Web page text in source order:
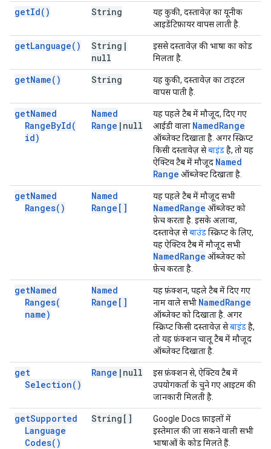
getId( ) String
यह कुकी, दस्तावेज़ का यूनीक
आइडेंटिफ़ायर वापस लाती है.
getLanguage( ) String |
null
इससे दस्तावेज़ की भाषा का कोड
मिलता है.
getName( ) String
यह कुकी, दस्तावेज़ का टाइटल
वापस पाती है.
getNamed
RangeById(
id)
Named
Range | null
यह पहले टैब में मौजूद, दिए गए
आईडी वाला NamedRange
ऑब्जेक्ट दिखाता है. अगर स्क्रिप्ट
किसी दस्तावेज़ सेबाइंडहै, तो यह
ऐक्टिव टैब में मौजूद Named
Range ऑब्जेक्ट दिखाता है.
getNamed
Ranges( )
Named
Range[]
यह पहले टैब में मौजूद सभी
NamedRange ऑब्जेक्ट को
फ़ेच करता है. इसके अलावा,
दस्तावेज़ सेबाउंडस्क्रिप्ट के लिए,
यह ऐक्टिव टैब में मौजूद सभी
NamedRange ऑब्जेक्ट को
फ़ेच करता है.
getNamed
Ranges(
name)
Named
Range[]
यह फ़ंक्शन, पहले टैब में दिए गए
नाम वाले सभी NamedRange
ऑब्जेक्ट को दिखाता है. अगर
स्क्रिप्ट किसी दस्तावेज़ सेबाइंडहै,
तो यह फ़ंक्शन चालू टैब में मौजूद
ऑब्जेक्ट दिखाता है.
get
Selection( )
Range | null
इस फ़ंक्शन से, ऐक्टिव टैब में
उपयोगकर्ता के चुने गए आइटम की
जानकारी मिलती है.
getSupported
Language
Codes( )
String[]
Google Docs फ़ाइलों में
इस्तेमाल की जा सकने वाली सभी
भाषाओं के कोड मिलते हैं.